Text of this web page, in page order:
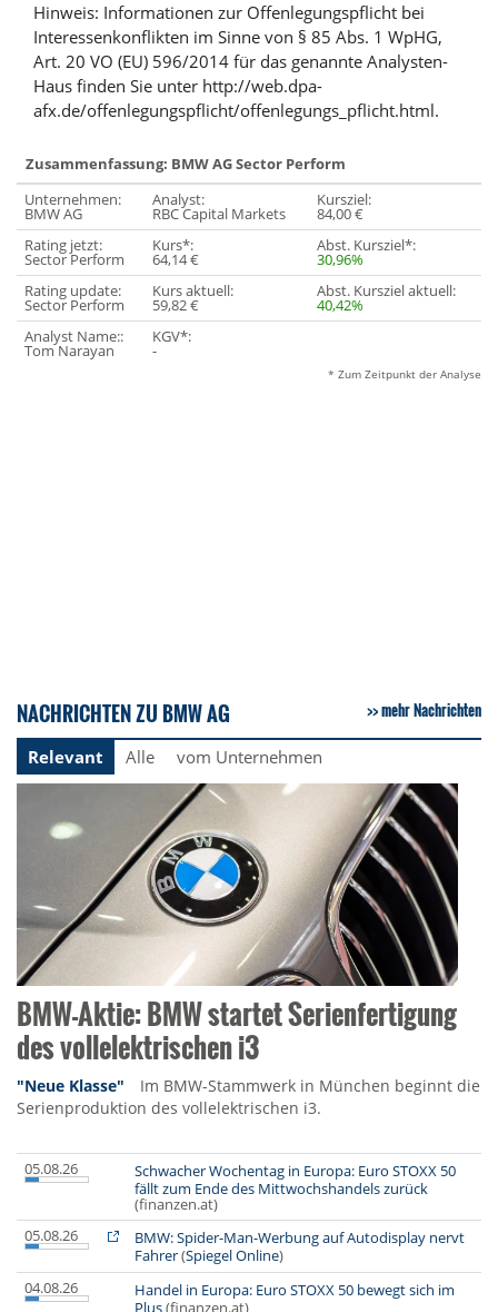
Hinweis: Informationen zur Offenlegungspflicht bei
Interessenkonflikten im Sinne von § 85 Abs. 1 WpHG,
Art. 20 VO (EU) 596/2014 für das genannte Analysten-
Haus finden Sie unter http://web.dpa-
afx.de/offenlegungspflicht/offenlegungs_pflicht.html.
Zusammenfassung: BMW AG Sector Perform
Unternehmen:
BMW AG
Analyst:
RBC Capital Markets
Kursziel:
84,00 €
Rating jetzt:
Sector Perform
Kurs*:
64,14 €
Abst. Kursziel*:
30,96%
Rating update:
Sector Perform
Kurs aktuell:
59,82 €
Abst. Kursziel aktuell:
40,42%
Analyst Name::
Tom Narayan
KGV*:
-
* Zum Zeitpunkt der Analyse
NACHRICHTEN ZU BMW AG mehr Nachrichten
Relevant Alle vom Unternehmen
BMW-Aktie: BMW startet Serienfertigung
des vollelektrischen i3
"Neue Klasse"
Im BMW-Stammwerk in München beginnt die
Serienproduktion des vollelektrischen i3.
05.08.26
Schwacher Wochentag in Europa: Euro STOXX 50
fällt zum Ende des Mittwochshandels zurück
(finanzen.at)
05.08.26
BMW: Spider-Man-Werbung auf Autodisplay nervt
Fahrer(Spiegel Online)
04.08.26
Handel in Europa: Euro STOXX 50 bewegt sich im
Plus(finanzen.at)